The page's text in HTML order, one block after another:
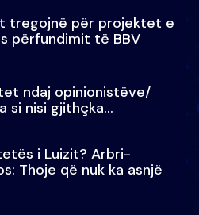
tregojnë për projektet e
përfundimit të BBV
ndaj opinionistëve/
si nisi gjithçka…
i Luizit? Arbri-
Thoje që nuk ka asnjë